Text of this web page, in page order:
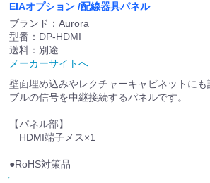
EIAオプション /配線器具パネル
ブランド：Aurora
型番：DP-HDMI
送料：別途
メーカーサイトへ
壁面埋め込みやレクチャーキャビネットに
ブルの信号を中継接続するパネルです。
【パネル部】
HDMI端子メス×1
●RoHS対策品